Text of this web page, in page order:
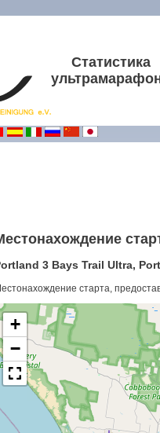
Статистика
3 Bays Trail Ultra,
старта,
+
−